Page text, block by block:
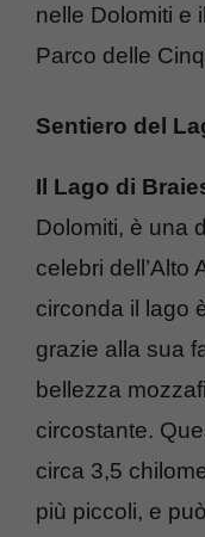
nelle Dolomiti e
Parco delle
Sentiero del
Il Lago di
Dolomiti, è una
celebri dell’Alto
circonda il lago
grazie alla sua
bellezza
circostante.
circa 3,5
più piccoli, e